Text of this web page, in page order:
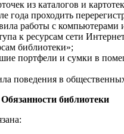
из каталогов и
года проходить
работы с компьютерами
к ресурсам сети
библиотеки»;
портфели и сумки в
поведения в
библиотеки